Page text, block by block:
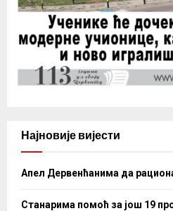
Најновије вијести
Апел Дервенћанима да
Станарима помоћ за још 19